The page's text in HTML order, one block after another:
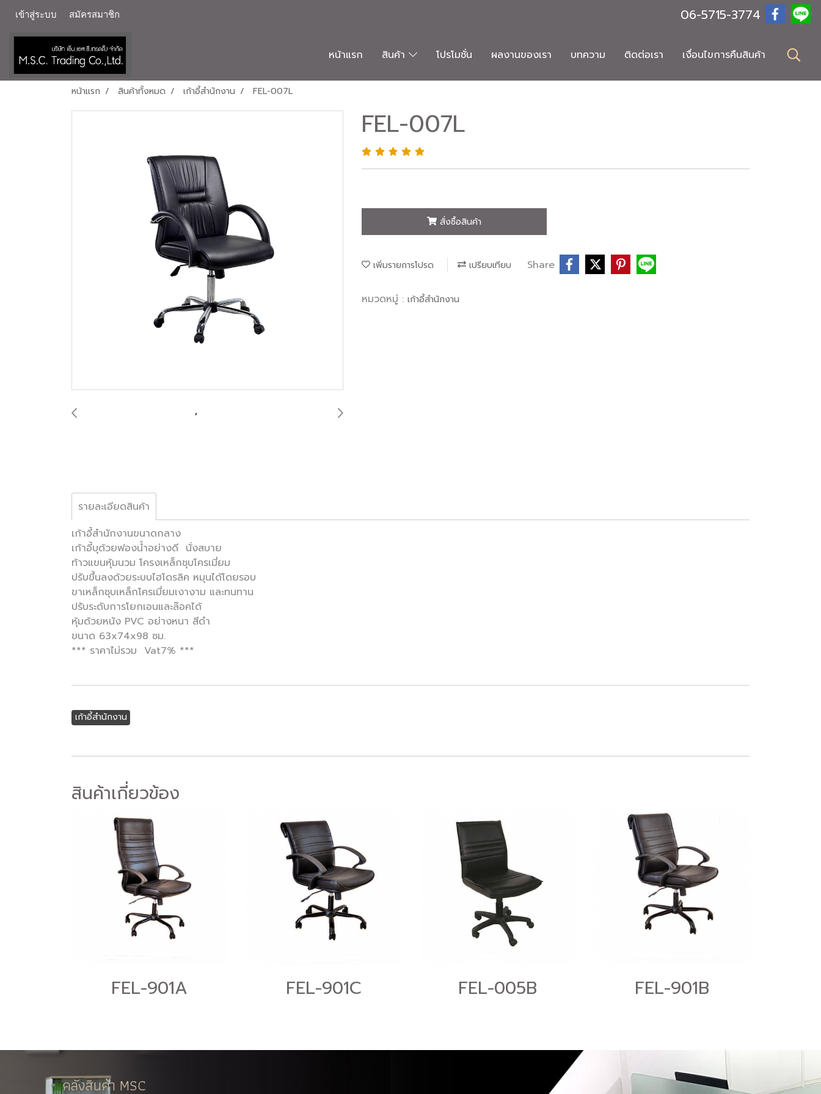
เข้าสู่ระบบ สมัครสมาชิก 06-5715-3774
หน้าแรก สินค้า โปรโมชั่น ผลงานของเรา บทความ ติดต่อเรา เงื่อนไขการคืนสินค้า
หน้าแรก สินค้าทั้งหมด เก้าอี้สำนักงาน FEL-007L
FEL-007L
สั่งซื้อสินค้า
เพิ่มรายการโปรด เปรียบเทียบ Share
หมวดหมู่ : เก้าอี้สำนักงาน
รายละเอียดสินค้า
เก้าอี้สำนักงานขนาดกลาง
เก้าอี้บุด้วยฟองน้ำอย่างดี นั่งสบาย
ท้าวแขนหุ้มนวม โครงเหล็กชุบโครเมี่ยม
ปรับขึ้นลงด้วยระบบไฮโดรลิค หมุนได้โดยรอบ
ขาเหล็กชุบเหล็กโครเมี่ยมเงางาม และทนทาน
ปรับระดับการโยกเอนและล๊อคได้
หุ้มด้วยหนัง PVC อย่างหนา สีดำ
ขนาด 63x74x98 ซม.
*** ราคาไม่รวม Vat7% ***
เก้าอี้สำนักงาน
สินค้าเกี่ยวข้อง
FEL-901A FEL-901C FEL-005B FEL-901B
คลังสินค้า MSC